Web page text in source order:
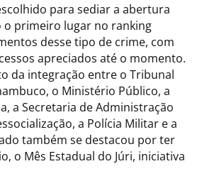
para sediar a abertura
o primeiro lugar no ranking
desse tipo de crime, com
apreciados até o momento.
da integração entre o Tribunal
o Ministério Público, a
a Secretaria de Administração
a Polícia Militar e a
também se destacou por ter
o Mês Estadual do Júri, iniciativa